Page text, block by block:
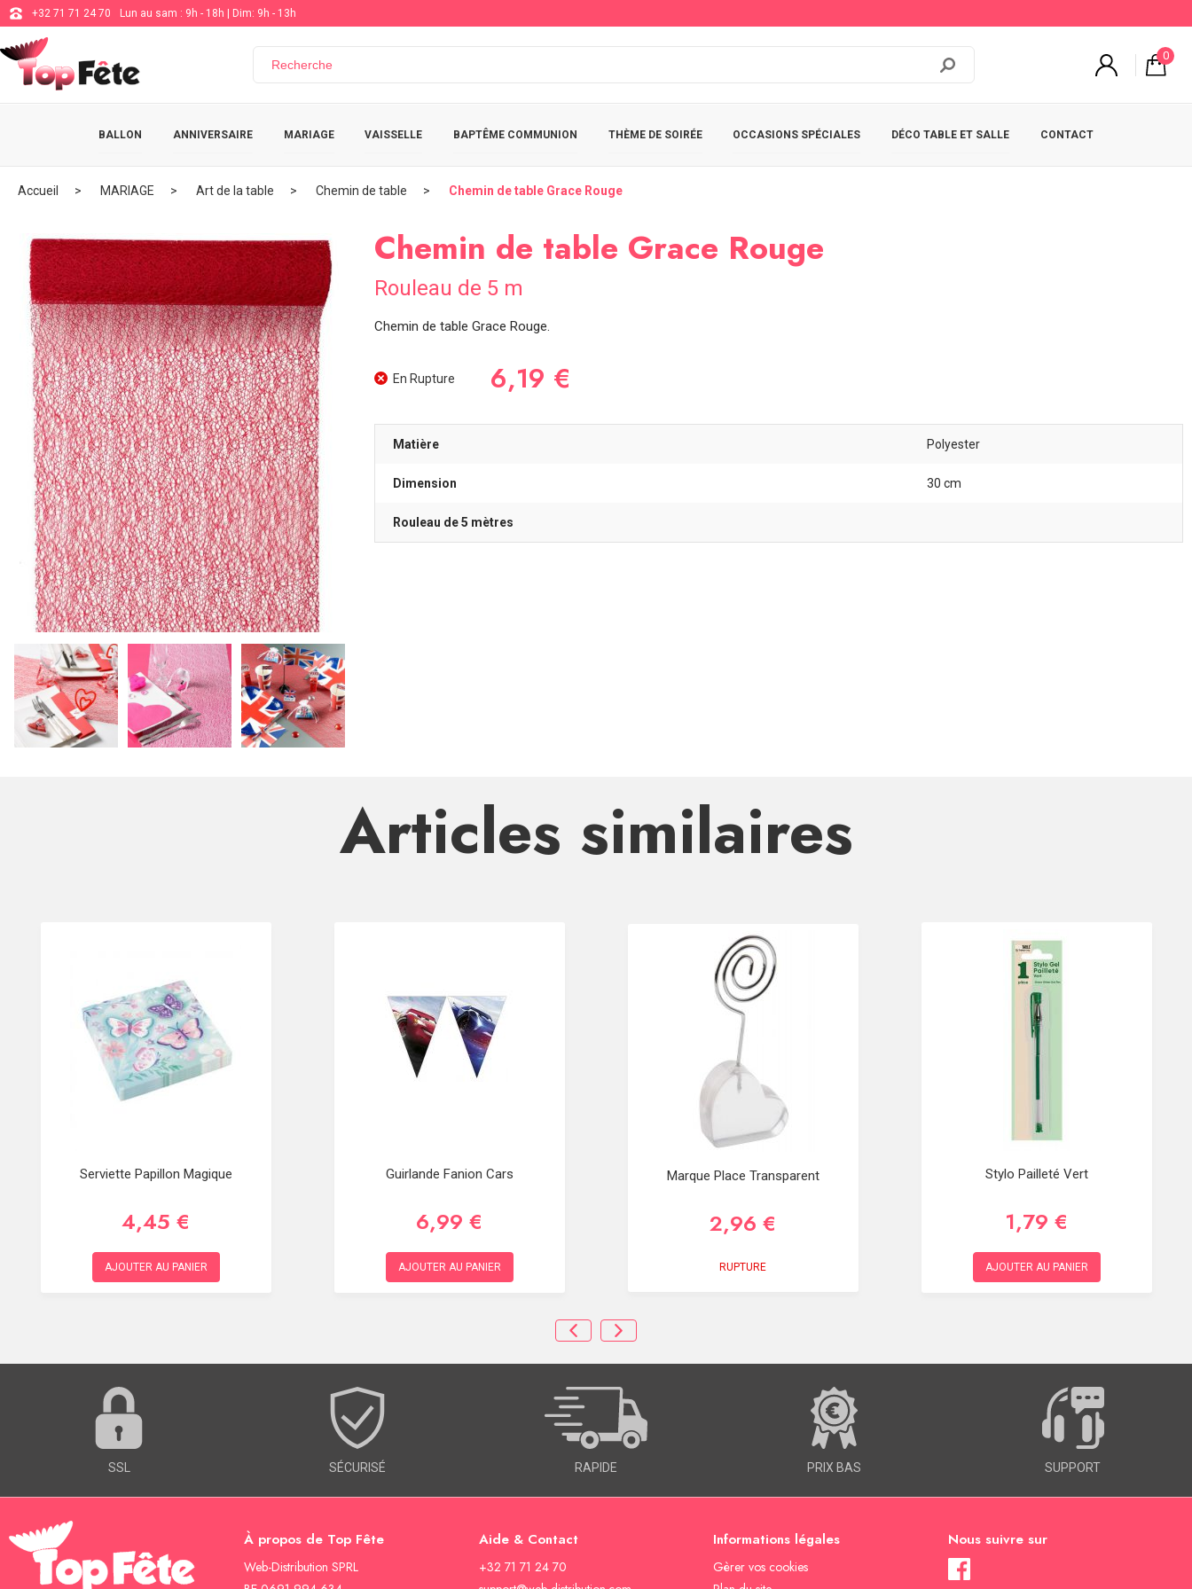
+32 71 71 24 70 Lun au sam : 9h - 18h | Dim: 9h - 13h
0
BALLON ANNIVERSAIRE MARIAGE VAISSELLE BAPTÊME COMMUNION THÈME DE SOIRÉE OCCASIONS SPÉCIALES DÉCO TABLE ET SALLE CONTACT
Accueil MARIAGE Art de la table Chemin de table Chemin de table Grace Rouge
Chemin de table Grace Rouge
Rouleau de 5 m
Chemin de table Grace Rouge.
En Rupture 6,19 €
Matière Polyester
Dimension 30 cm
Rouleau de 5 mètres
Articles similaires
Serviette Papillon Magique
4,45 €
AJOUTER AU PANIER
Guirlande Fanion Cars
6,99 €
AJOUTER AU PANIER
Marque Place Transparent
2,96 €
RUPTURE
Stylo Pailleté Vert
1,79 €
AJOUTER AU PANIER
SSL SÉCURISÉ RAPIDE PRIX BAS SUPPORT
À propos de Top Fête
Web-Distribution SPRL
Aide & Contact
+32 71 71 24 70
Informations légales
Gèrer vos cookies
Nous suivre sur